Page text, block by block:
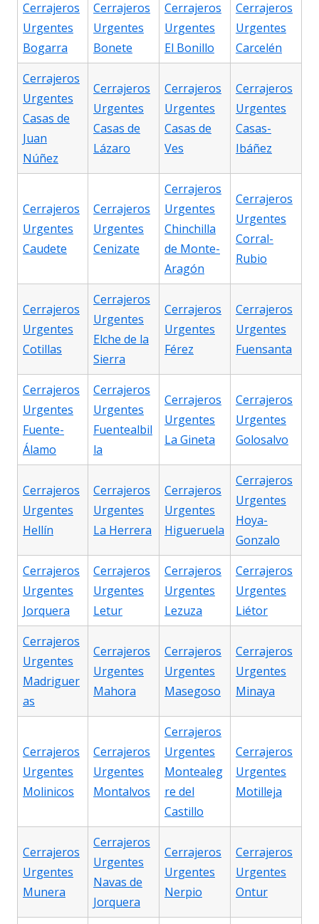
Cerrajeros
Urgentes
Bogarra
Cerrajeros
Urgentes
Bonete
Cerrajeros
Urgentes
El Bonillo
Cerrajeros
Urgentes
Carcelén
Cerrajeros
Urgentes
Casas de
Juan
Núñez
Cerrajeros
Urgentes
Casas de
Lázaro
Cerrajeros
Urgentes
Casas de
Ves
Cerrajeros
Urgentes
Casas-
Ibáñez
Cerrajeros
Urgentes
Caudete
Cerrajeros
Urgentes
Cenizate
Cerrajeros
Urgentes
Chinchilla
de Monte-
Aragón
Cerrajeros
Urgentes
Corral-
Rubio
Cerrajeros
Urgentes
Cotillas
Cerrajeros
Urgentes
Elche de la
Sierra
Cerrajeros
Urgentes
Férez
Cerrajeros
Urgentes
Fuensanta
Cerrajeros
Urgentes
Fuente-
Álamo
Cerrajeros
Urgentes
Fuentealbil
la
Cerrajeros
Urgentes
La Gineta
Cerrajeros
Urgentes
Golosalvo
Cerrajeros
Urgentes
Hellín
Cerrajeros
Urgentes
La Herrera
Cerrajeros
Urgentes
Higueruela
Cerrajeros
Urgentes
Hoya-
Gonzalo
Cerrajeros
Urgentes
Jorquera
Cerrajeros
Urgentes
Letur
Cerrajeros
Urgentes
Lezuza
Cerrajeros
Urgentes
Liétor
Cerrajeros
Urgentes
Madriguer
as
Cerrajeros
Urgentes
Mahora
Cerrajeros
Urgentes
Masegoso
Cerrajeros
Urgentes
Minaya
Cerrajeros
Urgentes
Molinicos
Cerrajeros
Urgentes
Montalvos
Cerrajeros
Urgentes
Montealeg
re del
Castillo
Cerrajeros
Urgentes
Motilleja
Cerrajeros
Urgentes
Munera
Cerrajeros
Urgentes
Navas de
Jorquera
Cerrajeros
Urgentes
Nerpio
Cerrajeros
Urgentes
Ontur